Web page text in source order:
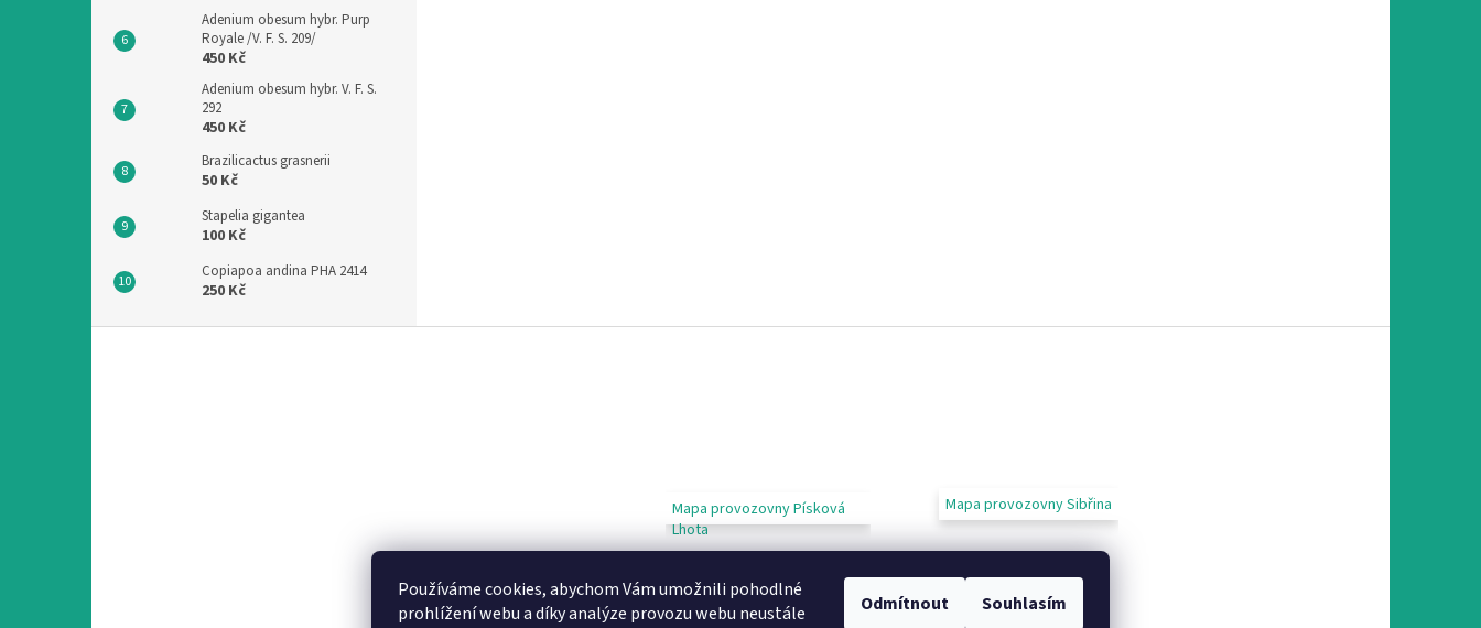
Používáme cookies, abychom Vám umožnili pohodlné
prohlížení webu a díky analýze provozu webu neustále
Odmítnout Souhlasím
Adenium obesum hybr. Purp
Royale /V. F. S. 209/
450 Kč
Adenium obesum hybr. V. F. S.
292
450 Kč
Brazilicactus grasnerii
50 Kč
Stapelia gigantea
100 Kč
Copiapoa andina PHA 2414
250 Kč
Mapa provozovny Písková
Lhota
Mapa provozovny Sibřina